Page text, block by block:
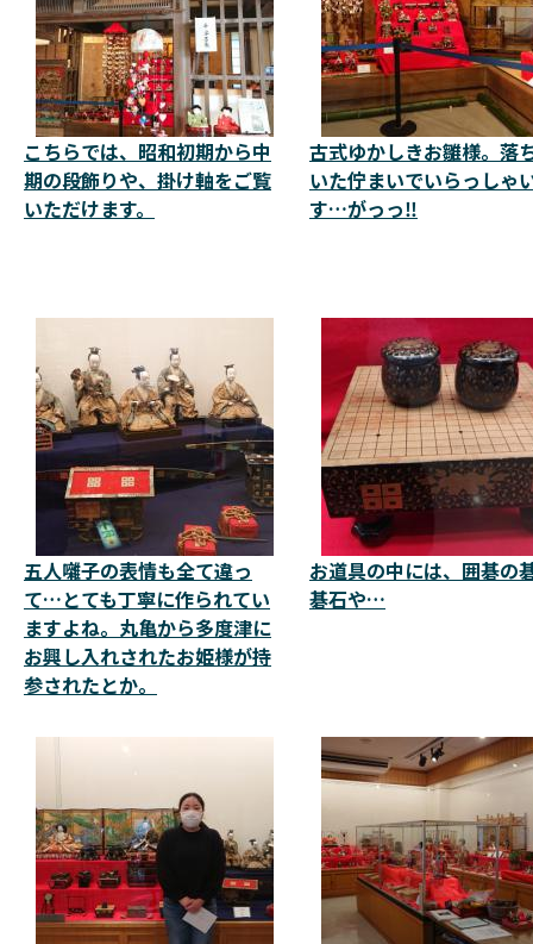
こちらでは、昭和初期から中
期の段飾りや、掛け軸をご覧
いただけます。
古式ゆかしきお雛様。落
いた佇まいでいらっしゃ
す…がっっ‼️
五人囃子の表情も全て違っ
て…とても丁寧に作られてい
ますよね。丸亀から多度津に
お興し入れされたお姫様が持
参されたとか。
お道具の中には、囲碁の
碁石や…